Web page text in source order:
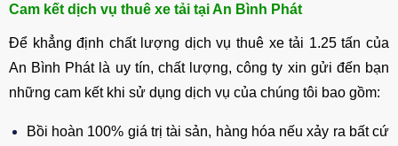
Cam kết dịch vụ thuê xe tải tại An Bình Phát
Để khẳng định chất lượng dịch vụ thuê xe tải 1.25 tấn của
An Bình Phát là uy tín, chất lượng, công ty xin gửi đến bạn
những cam kết khi sử dụng dịch vụ của chúng tôi bao gồm:
Bồi hoàn 100% giá trị tài sản, hàng hóa nếu xảy ra bất cứ